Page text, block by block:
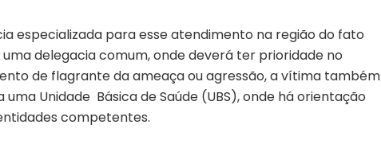
especializada para esse atendimento na região do fato
delegacia comum, onde deverá ter prioridade no
de flagrante da ameaça ou agressão, a vítima também
Unidade Básica de Saúde (UBS), onde há orientação
competentes.